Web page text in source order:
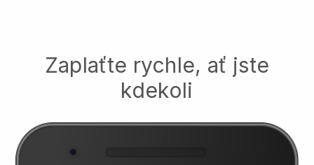
Zaplaťte rychle, ať jste
kdekoli